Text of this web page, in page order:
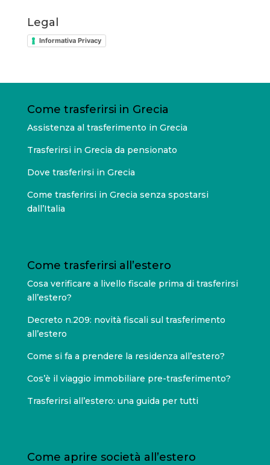
Legal
Informativa Privacy
Come trasferirsi in Grecia
Assistenza al trasferimento in Grecia
Trasferirsi in Grecia da pensionato
Dove trasferirsi in Grecia
Come trasferirsi in Grecia senza spostarsi
dall’Italia
Come trasferirsi all’estero
Cosa verificare a livello fiscale prima di trasferirsi
all’estero?
Decreto n.209: novità fiscali sul trasferimento
all’estero
Come si fa a prendere la residenza all’estero?
Cos’è il viaggio immobiliare pre-trasferimento?
Trasferirsi all’estero: una guida per tutti
Come aprire società all’estero